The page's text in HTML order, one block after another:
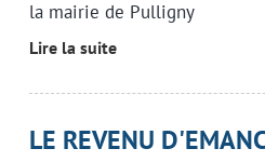
la mairie de Pulligny
Lire la suite
LE REVENU